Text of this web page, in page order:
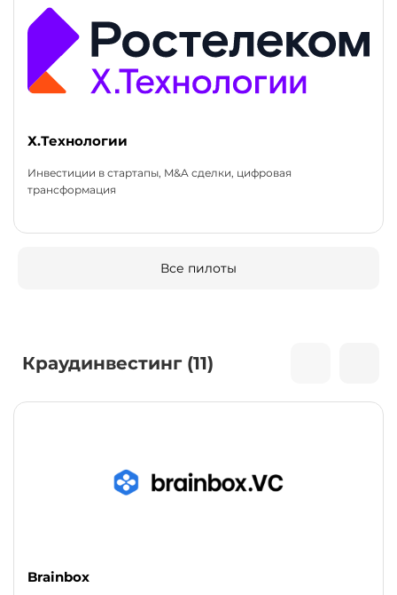
Х.Технологии
Инвестиции в стартапы, M&A сделки, цифровая
трансформация
Все пилоты
Краудинвестинг (11)
Brainbox